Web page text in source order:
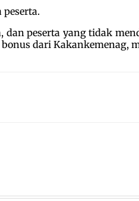
peserta yang tidak
dari Kakankemenag,